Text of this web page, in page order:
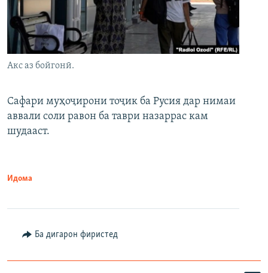
Акс аз бойгонӣ.
Сафари муҳоҷирони тоҷик ба Русия дар нимаи
аввали соли равон ба таври назаррас кам
шудааст.
Идома
Ба дигарон фиристед